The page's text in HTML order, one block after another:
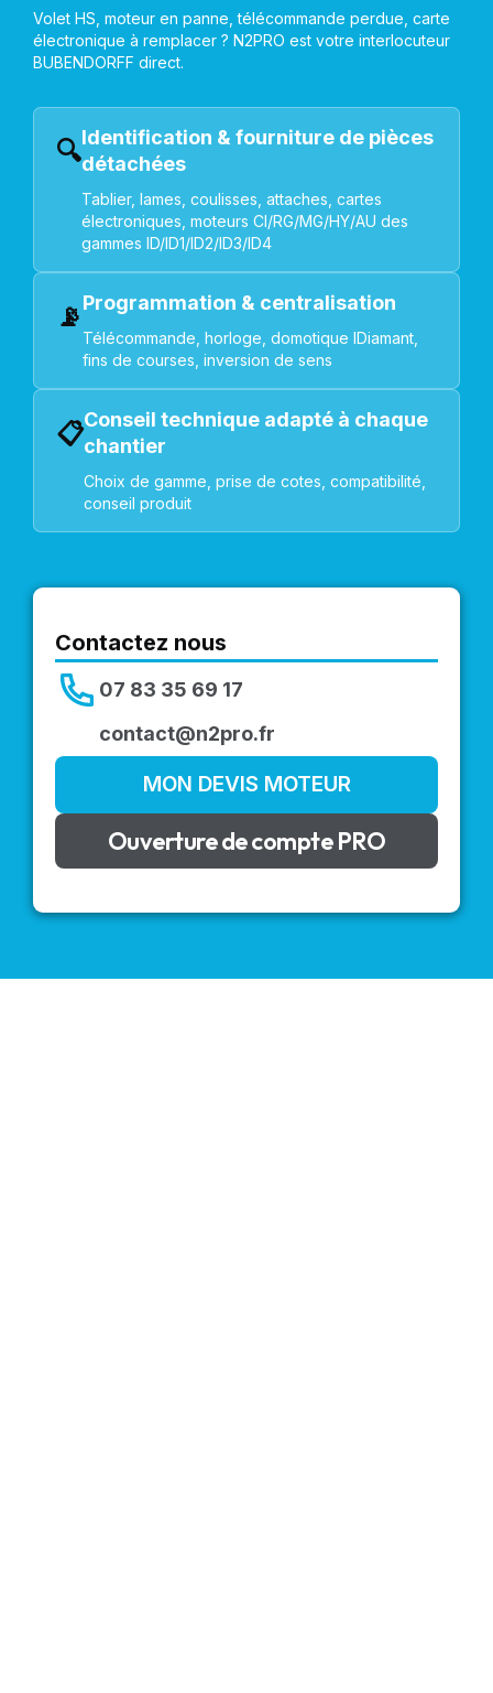
Volet HS, moteur en panne, télécommande perdue, carte
électronique à remplacer ? N2PRO est votre interlocuteur
BUBENDORFF direct.
🔍Identification & fourniture de pièces
détachées
Tablier, lames, coulisses, attaches, cartes
électroniques, moteurs CI/RG/MG/HY/AU des
gammes ID/ID1/ID2/ID3/ID4
📡Programmation & centralisation
Télécommande, horloge, domotique IDiamant,
fins de courses, inversion de sens
📋Conseil technique adapté à chaque
chantier
Choix de gamme, prise de cotes, compatibilité,
conseil produit
Contactez nous
07 83 35 69 17
contact@n2pro.fr
MON DEVIS MOTEUR
Ouverture de compte PRO